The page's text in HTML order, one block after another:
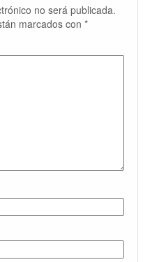
no será publicada.
marcados con *